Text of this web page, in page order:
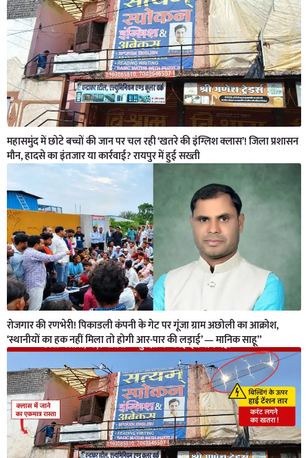
महासमुंद में छोटे बच्चों की जान पर चल रही ‘खतरे की इंग्लिश क्लास’! जिला प्रशासन
मौन, हादसे का इंतजार या कार्रवाई? रायपुर में हुई सख्ती
रोजगार की रणभेरी! पिकाडली कंपनी के गेट पर गूंजा ग्राम अछोली का आक्रोश,
‘स्थानीयों का हक नहीं मिला तो होगी आर-पार की लड़ाई’ — मानिक साहू”